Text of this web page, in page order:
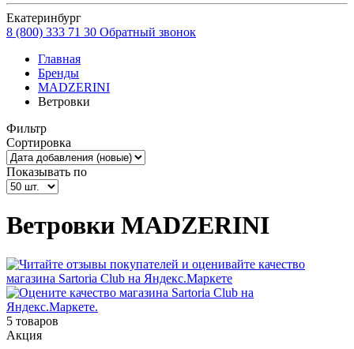
Екатеринбург
8 (800) 333 71 30 Обратный звонок
Главная
Бренды
MADZERINI
Ветровки
Фильтр
Сортировка
Показывать по
Ветровки MADZERINI
5 товаров
Акция